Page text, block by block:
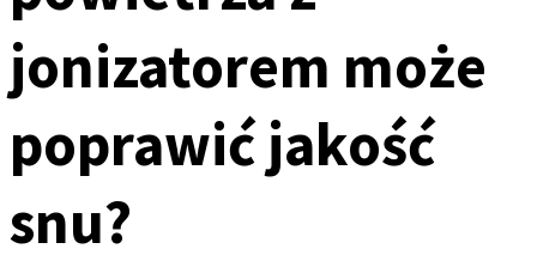
jonizatorem może
poprawić jakość
snu?